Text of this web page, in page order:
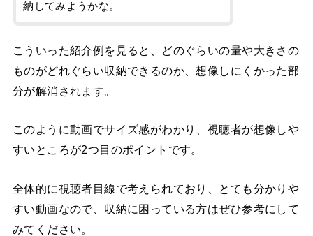
納してみようかな。
こういった紹介例を見ると、どのぐらいの量や大きさの
ものがどれぐらい収納できるのか、想像しにくかった部
分が解消されます。
このように動画でサイズ感がわかり、視聴者が想像しや
すいところが2つ目のポイントです。
全体的に視聴者目線で考えられており、とても分かりや
すい動画なので、収納に困っている方はぜひ参考にして
みてください。